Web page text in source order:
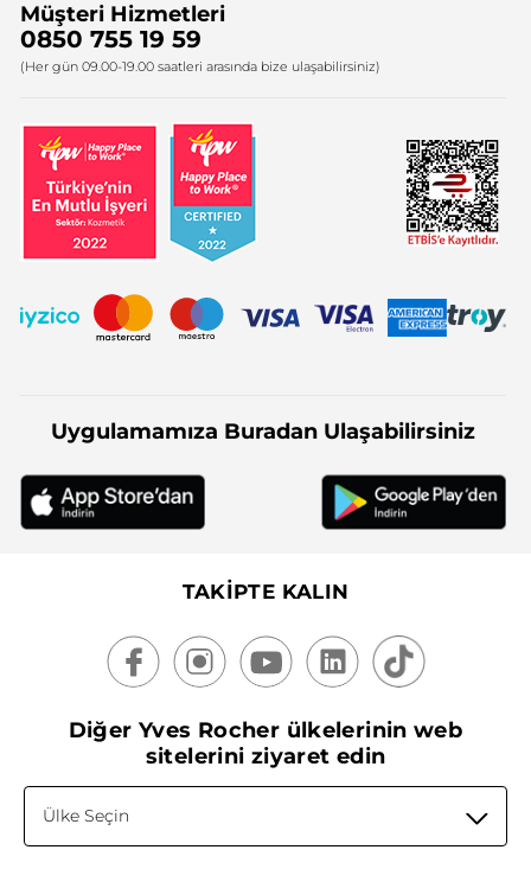
Bize Ulaşın
Firma Bilgileri
Müşteri Hizmetleri
0850 755 19 59
(Her gün 09.00-19.00 saatleri arasında bize ulaşabilirsiniz)
Uygulamamıza Buradan Ulaşabilirsiniz
TAKİPTE KALIN
Diğer Yves Rocher ülkelerinin web
sitelerini ziyaret edin
Ülke Seçin